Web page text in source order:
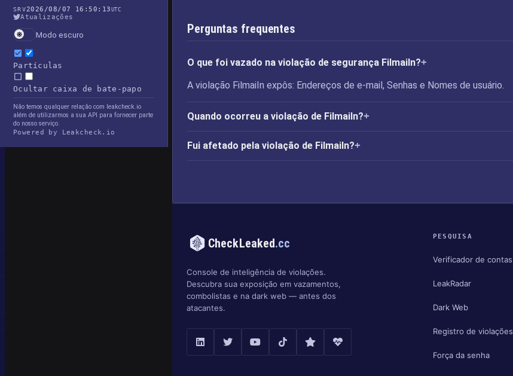
SRV2026/08/07 16:50:13UTC
Atualizações
Modo escuro
Partículas
Ocultar caixa de bate-papo
Não temos qualquer relação com leakcheck.io
além de utilizarmos a sua API para fornecer parte
do nosso serviço.
Powered by Leakcheck.io
Perguntas frequentes
O que foi vazado na violação de segurança FilmaiIn?
A violação FilmaiIn expôs: Endereços de e-mail, Senhas e Nomes de usuário.
Quando ocorreu a violação de FilmaiIn?
Fui afetado pela violação de FilmaiIn?
CheckLeaked.cc
Console de inteligência de violações.
Descubra sua exposição em vazamentos,
combolistas e na dark web — antes dos
atacantes.
PESQUISA
Verificador de contas
LeakRadar
Dark Web
Registro de violações
Força da senha